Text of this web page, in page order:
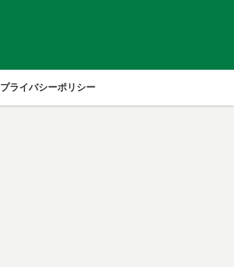
プライバシーポリシー